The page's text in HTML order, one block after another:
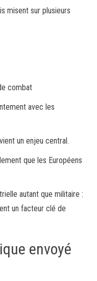
misent sur plusieurs
combat
avec les
un enjeu central.
que les Européens
autant que militaire :
un facteur clé de
envoyé